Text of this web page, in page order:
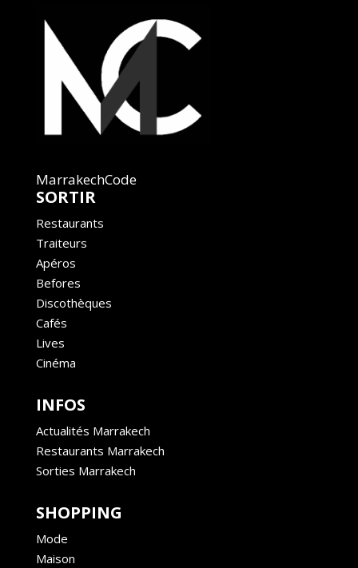
MarrakechCode
SORTIR
Restaurants
Traiteurs
Apéros
Befores
Discothèques
Cafés
Lives
Cinéma
INFOS
Actualités Marrakech
Restaurants Marrakech
Sorties Marrakech
SHOPPING
Mode
Maison